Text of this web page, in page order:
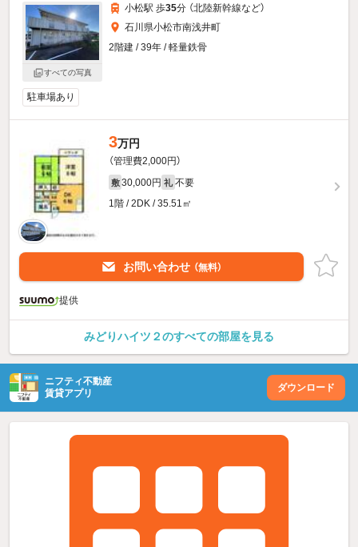
すべての写真
小松駅 歩35分 （北陸新幹線など）
石川県小松市南浅井町
2階建 / 39年 / 軽量鉄骨
駐車場あり
3万円
（管理費2,000円）
敷 30,000円 礼 不要
1階 / 2DK / 35.51㎡
お問い合わせ （無料）
提供
みどりハイツ２のすべての部屋を見る
ニフティ不動産
賃貸アプリ
ダウンロード